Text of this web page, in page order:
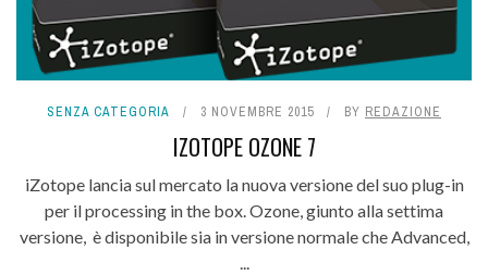
SENZA CATEGORIA 3 NOVEMBRE 2015 BY REDAZIONE
IZOTOPE OZONE 7
iZotope lancia sul mercato la nuova versione del suo plug-in
per il processing in the box. Ozone, giunto alla settima
versione, è disponibile sia in versione normale che Advanced,
...